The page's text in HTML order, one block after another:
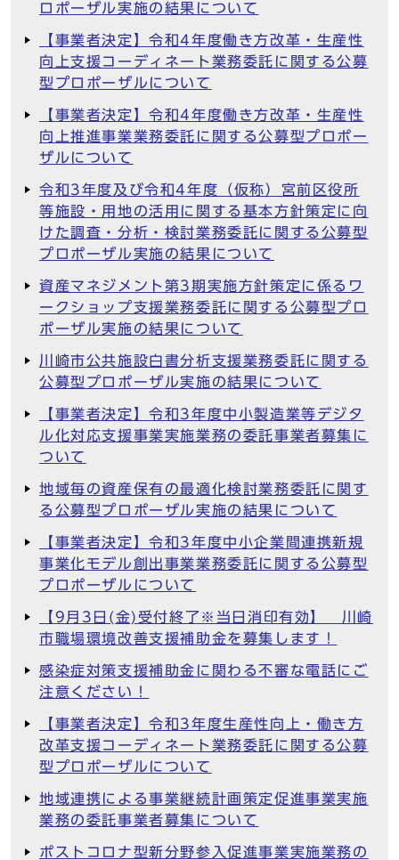
ロポーザル実施の結果について
【事業者決定】令和4年度働き方改革・生産性
向上支援コーディネート業務委託に関する公募
型プロポーザルについて
【事業者決定】令和4年度働き方改革・生産性
向上推進事業業務委託に関する公募型プロポー
ザルについて
令和3年度及び令和4年度（仮称）宮前区役所
等施設・用地の活用に関する基本方針策定に向
けた調査・分析・検討業務委託に関する公募型
プロポーザル実施の結果について
資産マネジメント第3期実施方針策定に係るワ
ークショップ支援業務委託に関する公募型プロ
ポーザル実施の結果について
川崎市公共施設白書分析支援業務委託に関する
公募型プロポーザル実施の結果について
【事業者決定】令和3年度中小製造業等デジタ
ル化対応支援事業実施業務の委託事業者募集に
ついて
地域毎の資産保有の最適化検討業務委託に関す
る公募型プロポーザル実施の結果について
【事業者決定】令和3年度中小企業間連携新規
事業化モデル創出事業業務委託に関する公募型
プロポーザルについて
【9月3日(金)受付終了※当日消印有効】 川崎
市職場環境改善支援補助金を募集します！
感染症対策支援補助金に関わる不審な電話にご
注意ください！
【事業者決定】令和3年度生産性向上・働き方
改革支援コーディネート業務委託に関する公募
型プロポーザルについて
地域連携による事業継続計画策定促進事業実施
業務の委託事業者募集について
ポストコロナ型新分野参入促進事業実施業務の